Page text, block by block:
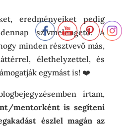
eredményeiket pedig
szívmelengető. A
minden résztvevő más,
élethelyzettel, és
egymást is! ❤️
írtam,
mentorként is segíteni
észlel magán az